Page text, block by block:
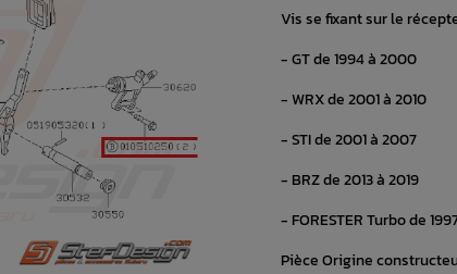
Vis se fixant sur le
- GT de 1994 à 2000
- WRX de 2001 à 2010
- STI de 2001 à 2007
- BRZ de 2013 à 2019
- FORESTER Turbo de
Pièce Origine